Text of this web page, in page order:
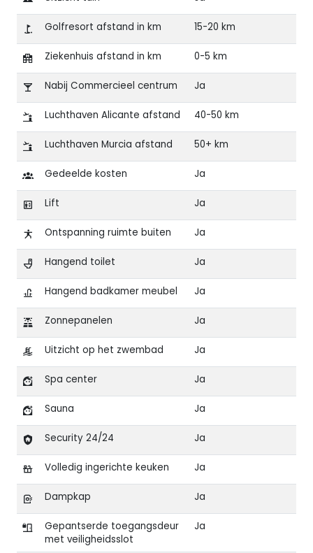
Golfresort afstand in km 15-20 km
Ziekenhuis afstand in km 0-5 km
Nabij Commercieel centrum Ja
Luchthaven Alicante afstand 40-50 km
Luchthaven Murcia afstand 50+ km
Gedeelde kosten Ja
Lift Ja
Ontspanning ruimte buiten Ja
Hangend toilet Ja
Hangend badkamer meubel Ja
Zonnepanelen Ja
Uitzicht op het zwembad Ja
Spa center Ja
Sauna Ja
Security 24/24 Ja
Volledig ingerichte keuken Ja
Dampkap Ja
Gepantserde toegangsdeur
met veiligheidsslot
Ja